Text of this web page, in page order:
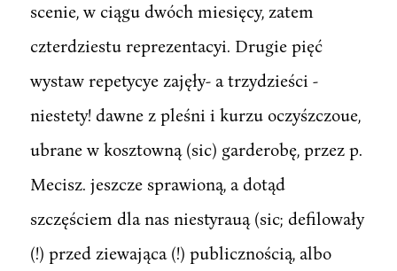
scenie, w ciągu dwóch miesięcy, zatem
czterdziestu reprezentacyi. Drugie pięć
wystaw repetycye zajęły- a trzydzieści -
niestety! dawne z pleśni i kurzu oczyśzczoue,
ubrane w kosztowną (sic) garderobę, przez p.
Mecisz. jeszcze sprawioną, a dotąd
szczęściem dla nas niestyrauą (sic; defilowały
(!) przed ziewająca (!) publicznością, albo